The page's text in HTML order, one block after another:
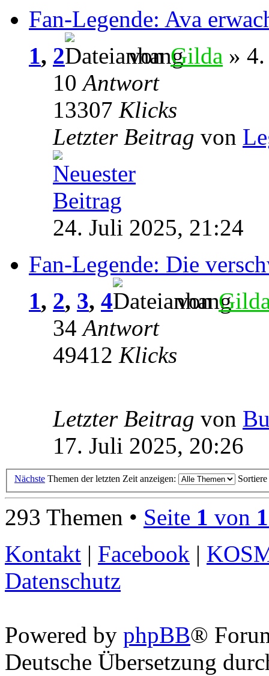
Fan-Legende: Ava
1, 2 vonGilda »
10Antwort
13307 Klicks
Letzter Beitrag von
24. Juli 2025, 21:24
Fan-Legende: Die
1, 2, 3, 4 von
34Antwort
49412 Klicks
Letzter Beitrag von
17. Juli 2025, 20:26
Nächste Themen der letzten Zeit anzeigen:
293 Themen • Seite 1 von
Kontakt | Facebook |
Datenschutz
Powered by phpBB®
Deutsche Übersetzung